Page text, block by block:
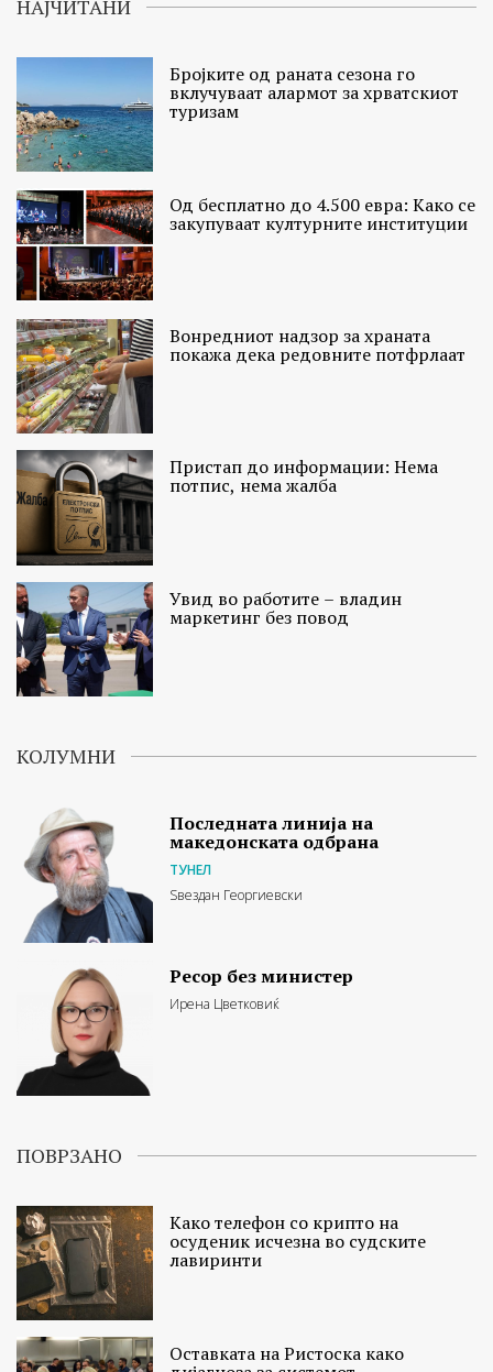
НАЈЧИТАНИ
Бројките од раната сезона го
вклучуваат алармот за хрватскиот
туризам
Од бесплатно до 4.500 евра: Како се
закупуваат културните институции
Вонредниот надзор за храната
покажа дека редовните потфрлаат
Пристап до информации: Нема
потпис, нема жалба
Увид во работите – владин
маркетинг без повод
КОЛУМНИ
Последната линија на
македонската одбрана
ТУНЕЛ
Ѕвездан Георгиевски
Ресор без министер
Ирена Цветковиќ
ПОВРЗАНО
Како телефон со крипто на
осуденик исчезна во судските
лавиринти
Остaвката на Ристоска како